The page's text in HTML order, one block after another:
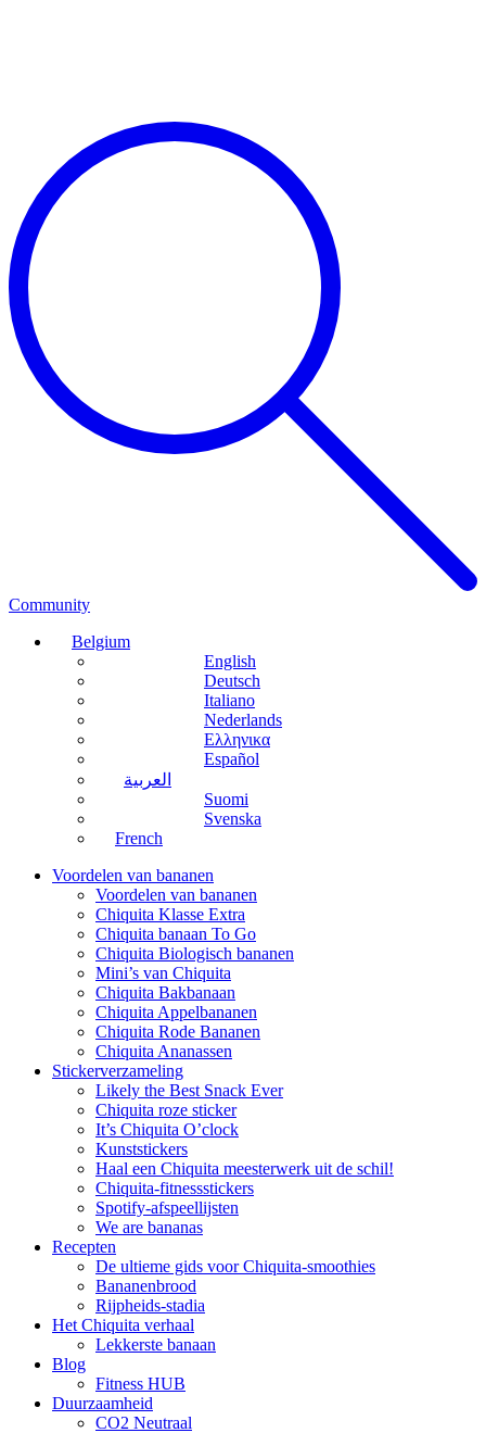
Community
Belgium
English
Deutsch
Italiano
Nederlands
Ελληνικα
Español
العربية
Suomi
Svenska
French
Voordelen van bananen
Voordelen van bananen
Chiquita Klasse Extra
Chiquita banaan To Go
Chiquita Biologisch bananen
Mini’s van Chiquita
Chiquita Bakbanaan
Chiquita Appelbananen
Chiquita Rode Bananen
Chiquita Ananassen
Stickerverzameling
Likely the Best Snack Ever
Chiquita roze sticker
It’s Chiquita O’clock
Kunststickers
Haal een Chiquita meesterwerk uit de schil!
Chiquita-fitnessstickers
Spotify-afspeellijsten
We are bananas
Recepten
De ultieme gids voor Chiquita-smoothies
Bananenbrood
Rijpheids-stadia
Het Chiquita verhaal
Lekkerste banaan
Blog
Fitness HUB
Duurzaamheid
CO2 Neutraal